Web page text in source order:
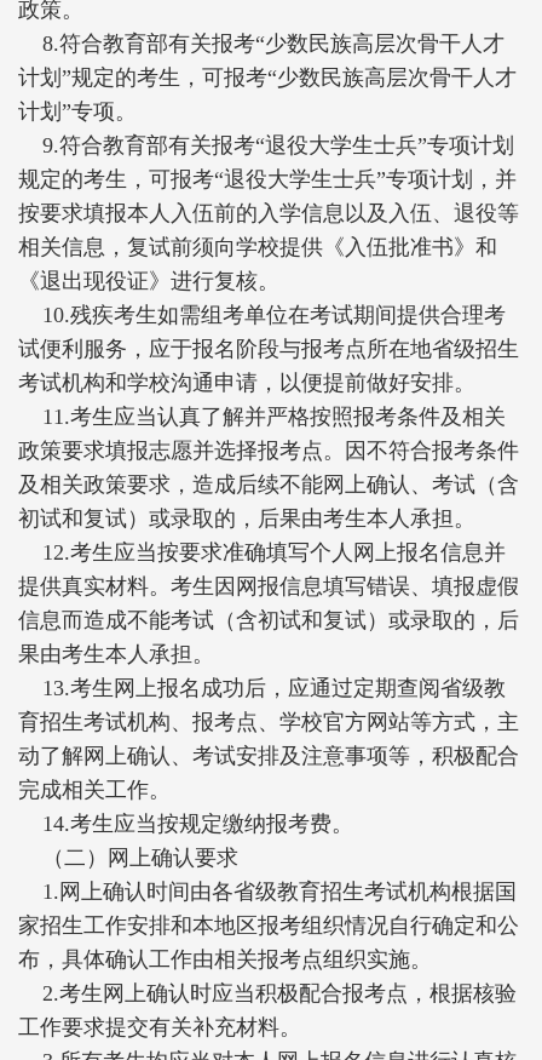
政策。
8.符合教育部有关报考“少数民族高层次骨干人才
计划”规定的考生，可报考“少数民族高层次骨干人才
计划”专项。
9.符合教育部有关报考“退役大学生士兵”专项计划
规定的考生，可报考“退役大学生士兵”专项计划，并
按要求填报本人入伍前的入学信息以及入伍、退役等
相关信息，复试前须向学校提供《入伍批准书》和
《退出现役证》进行复核。
10.残疾考生如需组考单位在考试期间提供合理考
试便利服务，应于报名阶段与报考点所在地省级招生
考试机构和学校沟通申请，以便提前做好安排。
11.考生应当认真了解并严格按照报考条件及相关
政策要求填报志愿并选择报考点。因不符合报考条件
及相关政策要求，造成后续不能网上确认、考试（含
初试和复试）或录取的，后果由考生本人承担。
12.考生应当按要求准确填写个人网上报名信息并
提供真实材料。考生因网报信息填写错误、填报虚假
信息而造成不能考试（含初试和复试）或录取的，后
果由考生本人承担。
13.考生网上报名成功后，应通过定期查阅省级教
育招生考试机构、报考点、学校官方网站等方式，主
动了解网上确认、考试安排及注意事项等，积极配合
完成相关工作。
14.考生应当按规定缴纳报考费。
（二）网上确认要求
1.网上确认时间由各省级教育招生考试机构根据国
家招生工作安排和本地区报考组织情况自行确定和公
布，具体确认工作由相关报考点组织实施。
2.考生网上确认时应当积极配合报考点，根据核验
工作要求提交有关补充材料。